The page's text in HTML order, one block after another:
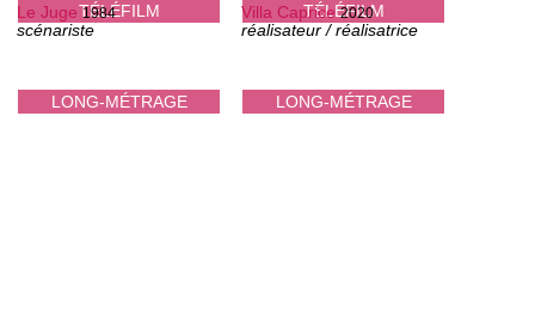
TÉLÉFILM TÉLÉFILM
LONG-MÉTRAGE
Le Juge 1984
scénariste
LONG-MÉTRAGE
Villa Caprice 2020
réalisateur / réalisatrice